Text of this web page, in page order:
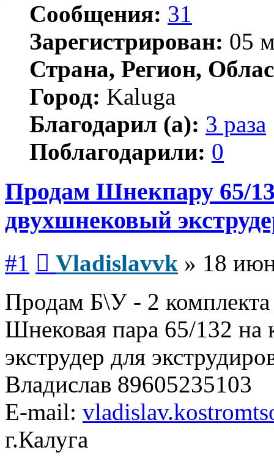
Сообщения: 31
Зарегистрирован: 05
Страна, Регион,
Город: Kaluga
Благодарил (а): 3 раза
Поблагодарили: 0
Продам Шнекпару 65/
двухшнековый
#1 Vladislavvk » 18
Продам Б\У - 2
Шнековая пара 65/132 на
экструдер для
Владислав 89605235103
E-mail:
г.Калуга